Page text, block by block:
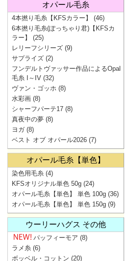
オパール毛糸
4本撚り毛糸【KFSカラー】
(46)
6本撚り毛糸(ぽっちゃり君)【KFSカ
ラー】
(25)
レリーフシリーズ (9)
サプライズ (2)
フンデルトヴァッサー作品によるOpal
毛糸 I～IV (32)
ヴァン・ゴッホ (8)
水彩画 (8)
シャーフパーテ17 (8)
真夜中の夢 (8)
ヨガ(8)
ベスト オブ オパール2026 (7)
オパール毛糸【単色】
染色用毛糸 (4)
KFSオリジナル単色 50g (24)
オパール毛糸【単色】 単色 100g (36)
オパール毛糸【単色】 単色 150g (9)
ウーリーハグス その他
パッフィーモア (8)
ラメ糸 (6)
ボッベル・コットン (20)